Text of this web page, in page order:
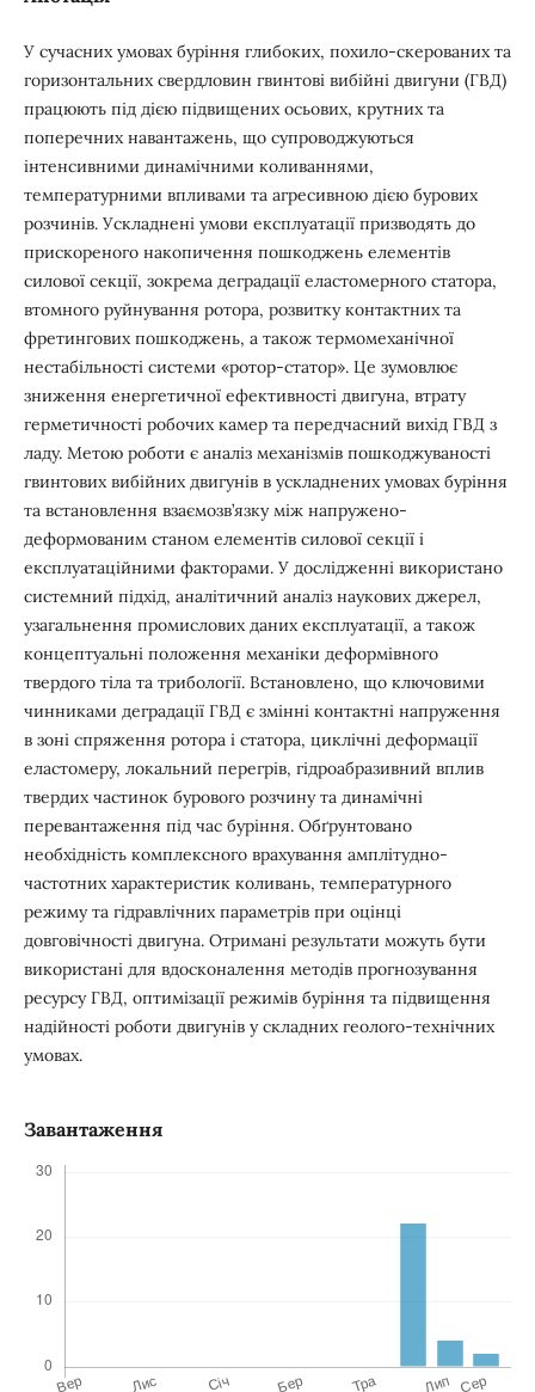
У сучасних умовах буріння глибоких, похило-скерованих та
горизонтальних свердловин гвинтові вибійні двигуни (ГВД)
працюють під дією підвищених осьових, крутних та
поперечних навантажень, що супроводжуються
інтенсивними динамічними коливаннями,
температурними впливами та агресивною дією бурових
розчинів. Ускладнені умови експлуатації призводять до
прискореного накопичення пошкоджень елементів
силової секції, зокрема деградації еластомерного статора,
втомного руйнування ротора, розвитку контактних та
фретингових пошкоджень, а також термомеханічної
нестабільності системи «ротор-статор». Це зумовлює
зниження енергетичної ефективності двигуна, втрату
герметичності робочих камер та передчасний вихід ГВД з
ладу. Метою роботи є аналіз механізмів пошкоджуваності
гвинтових вибійних двигунів в ускладнених умовах буріння
та встановлення взаємозв’язку між напружено-
деформованим станом елементів силової секції і
експлуатаційними факторами. У дослідженні використано
системний підхід, аналітичний аналіз наукових джерел,
узагальнення промислових даних експлуатації, а також
концептуальні положення механіки деформівного
твердого тіла та трибології. Встановлено, що ключовими
чинниками деградації ГВД є змінні контактні напруження
в зоні спряження ротора і статора, циклічні деформації
еластомеру, локальний перегрів, гідроабразивний вплив
твердих частинок бурового розчину та динамічні
перевантаження під час буріння. Обґрунтовано
необхідність комплексного врахування амплітудно-
частотних характеристик коливань, температурного
режиму та гідравлічних параметрів при оцінці
довговічності двигуна. Отримані результати можуть бути
використані для вдосконалення методів прогнозування
ресурсу ГВД, оптимізації режимів буріння та підвищення
надійності роботи двигунів у складних геолого-технічних
умовах.
Завантаження